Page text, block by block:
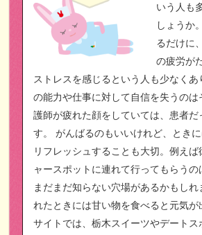
いう人も
しょうか。
るだけに
の疲労が
ストレスを感じるという人も少なくあ
の能力や仕事に対して自信を失うのは
護師が疲れた顔をしていては、患者だ
す。
がんばるのもいいけれど、とき
リフレッシュすることも大切。例え
ャースポットに連れて行ってもらうの
まだまだ知らない穴場があるかもし
れたときには甘い物を食べると元気が
サイトでは、栃木スイーツやデートス